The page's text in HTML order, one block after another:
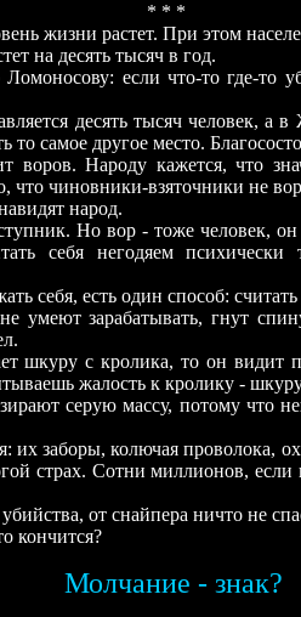
*
жизни растет. При этом
на десять тысяч в год.
если что-то где-то
десять тысяч человек, а в
то самое другое место.
Народу кажется, что
что чиновники-взяточники не
народ.
Но вор - тоже человек, он
себя негодяем
себя, есть один способ:
умеют зарабатывать, гнут
с кролика, то он видит
жалость к кролику -
серую массу, потому что
заборы, колючая проволока,
страх. Сотни миллионов,
от снайпера ничто не
Молчание - знак?